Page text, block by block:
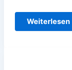
Herbst
Weiterlesen